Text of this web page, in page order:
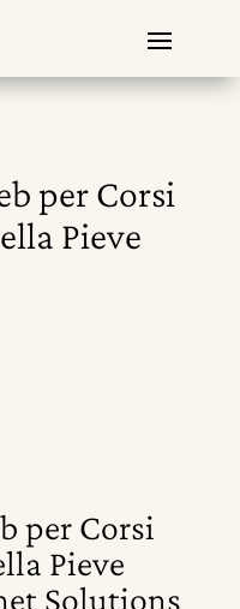
per Corsi
Pieve
per Corsi
Pieve
Solutions